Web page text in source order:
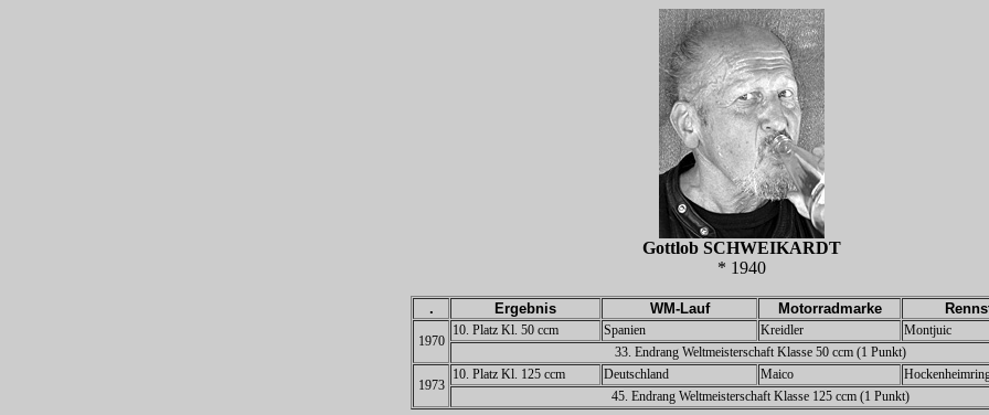
Gottlob SCHWEIKARDT
* 1940
. Ergebnis WM-Lauf Motorradmarke
1970
10. Platz Kl. 50 ccm Spanien Kreidler
Montjuic
33. Endrang Weltmeisterschaft Klasse 50 ccm (1 Punkt)
1973
10. Platz Kl. 125 ccm Deutschland Maico
45. Endrang Weltmeisterschaft Klasse 125 ccm (1 Punkt)